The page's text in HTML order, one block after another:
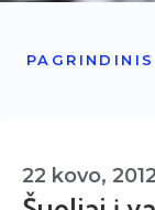
PAGRINDINIS
22 kovo, 2012